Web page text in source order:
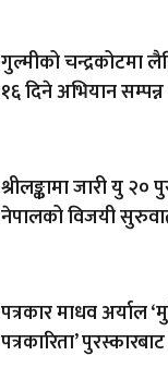
गुल्मीको चन्द्रकोटमा
१६ दिने अभियान सम्पन्न
श्रीलङ्कामा जारी यु
नेपालको विजयी
पत्रकार माधव अर्याल
पत्रकारिता’